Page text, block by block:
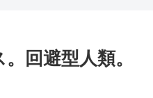
回避型人類。